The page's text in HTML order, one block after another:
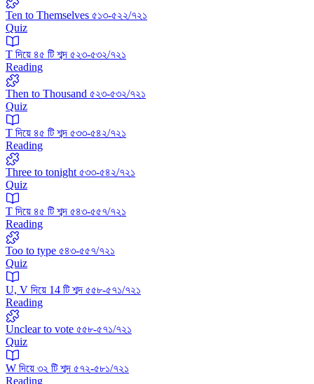
Ten to Themselves ৫১৩-৫২২/৭২১
Quiz
T দিয়ে ৪৫ টি শব্দ ৫২৩-৫৩২/৭২১
Reading
Then to Thousand ৫২৩-৫৩২/৭২১
Quiz
T দিয়ে ৪৫ টি শব্দ ৫৩৩-৫৪২/৭২১
Reading
Three to tonight ৫৩৩-৫৪২/৭২১
Quiz
T দিয়ে ৪৫ টি শব্দ ৫৪৩-৫৫৭/৭২১
Reading
Too to type ৫৪৩-৫৫৭/৭২১
Quiz
U, V দিয়ে 14 টি শব্দ ৫৫৮-৫৭১/৭২১
Reading
Unclear to vote ৫৫৮-৫৭১/৭২১
Quiz
W দিয়ে ৩২ টি শব্দ ৫৭২-৫৮১/৭২১
Reading